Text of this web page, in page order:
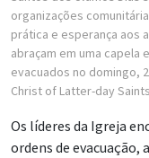
organizações
prática e esperança aos
abraçam em uma
evacuados no domingo,
Christ of Latter-day Saints
Os líderes da Igreja
ordens de